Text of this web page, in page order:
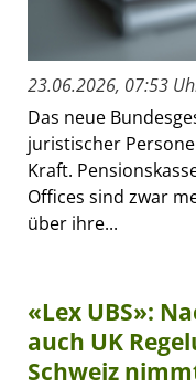
23.06.2026, 07:53
Das neue
juristischer
Kraft.
Offices sind zwar
über ihre...
«Lex UBS»:
auch UK
Schweiz